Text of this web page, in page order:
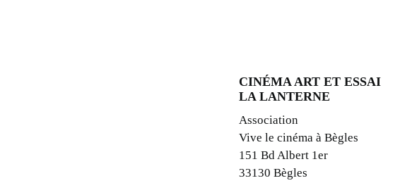
CINÉMA ART ET ESSAI
LA LANTERNE
Association
Vive le cinéma à Bègles
151 Bd Albert 1er
33130 Bègles